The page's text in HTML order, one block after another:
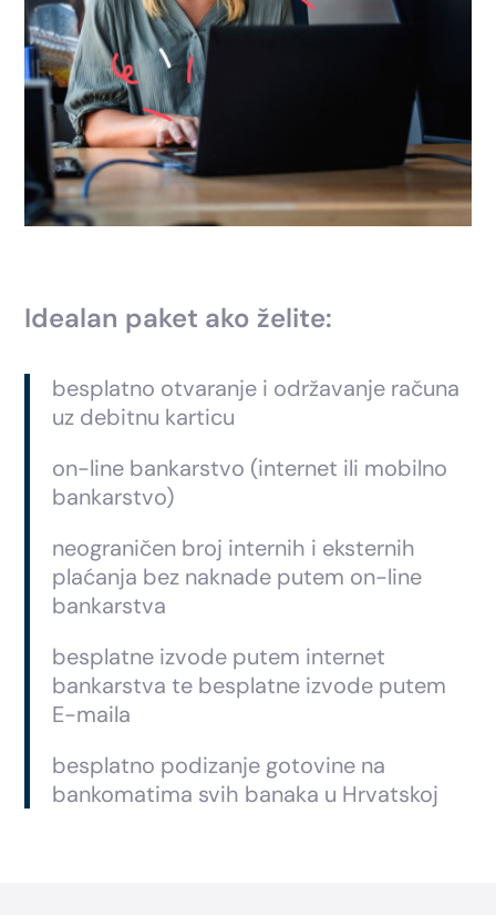
Idealan paket ako želite:
besplatno otvaranje i održavanje računa
uz debitnu karticu
on-line bankarstvo (internet ili mobilno
bankarstvo)
neograničen broj internih i eksternih
plaćanja bez naknade putem on-line
bankarstva
besplatne izvode putem internet
bankarstva te besplatne izvode putem
E-maila
besplatno podizanje gotovine na
bankomatima svih banaka u Hrvatskoj